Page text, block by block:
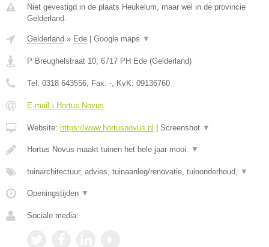
Niet gevestigd in de plaats Heukelum, maar wel in de provincie
Gelderland.
Gelderland » Ede Google maps ▼
P Breughelstraat 10, 6717 PH Ede (Gelderland)
Tel: 0318 643556, Fax: -, KvK: 09136760
E-mail › Hortus Novus
Website: https://www.hortusnovus.nl Screenshot ▼
Hortus Novus maakt tuinen het hele jaar mooi. ▼
tuinarchitectuur, advies, tuinaanleg/renovatie, tuinonderhoud, ▼
Openingstijden ▼
Sociale media: